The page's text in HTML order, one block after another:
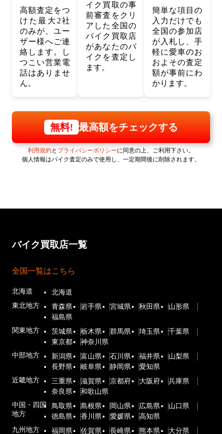
高額査定をつ
けた最大2社
のみが、ユー
ザー様へご連
絡します。し
つこい営業電
話はありませ
ん。
イク買取の事
前審査をクリ
アした全国の
バイク買取店
があなたのバ
イクを査定し
ます。
簡単な項目の
入力だけでも
全国の参加店
が入札し、手
軽に愛車のお
およその査定
額が事前にわ
かります。
無料! 最高額をチェックする
利用規約と プライバシーポリシーに同意の上、ご利用下さい。
個人情報はバイク査定のみで使用し、一定期間後に削除されます。
バイク買取店一覧
全国一覧はこちら
北海道
北海道
東北地方
青森県 岩手県 宮城県 秋田県
山形県
福島県
関東地方
茨城県 栃木県 群馬県 埼玉県
千葉県
東京都
神奈川県
中部地方
新潟県 富山県 石川県 福井県
山梨県
長野県
岐阜県 静岡県
愛知県
近畿地方
三重県 滋賀県 京都府 大阪府
兵庫県
奈良県
和歌山県
中国・四国
地方
鳥取県 島根県 岡山県 広島県
山口県
徳島県
香川県 愛媛県
高知県
九州地方
福岡県 佐賀県 長崎県 熊本県 大分県